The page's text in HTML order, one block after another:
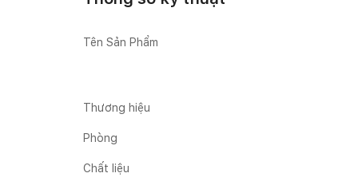
Tên Sản Phẩm
Thương hiệu
Phòng
Chất liệu